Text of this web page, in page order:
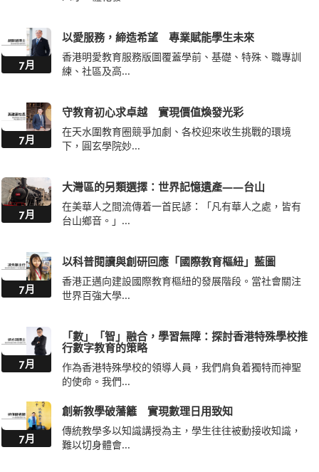
7月
以愛服務，締造希望 專業賦能學生未來
香港明愛教育服務版圖覆蓋學前、基礎、特殊、職專訓
練、社區及高...
7月
守教育初心求卓越 實現價值煥發光彩
在天水圍教育圈競爭加劇、各校迎來收生挑戰的環境
下，圓玄學院妙...
7月
大灣區的另類選擇：世界記憶遺產——台山
在美華人之間流傳着一首民諺：「凡有華人之處，皆有
台山鄉音。」...
7月
以科普閱讀與創研回應「國際教育樞紐」藍圖
香港正邁向建設國際教育樞紐的發展階段。當社會關注
世界百強大學...
7月
「數」「智」融合，學習無障：探討香港特殊學校推
行數字教育的策略
作為香港特殊學校的領導人員，我們肩負着獨特而神聖
的使命。我們...
7月
創新教學破藩籬 實現數理日用致知
傳統教學多以知識講授為主，學生往往被動接收知識，
難以切身體會...